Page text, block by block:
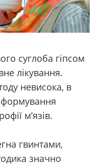
суглоба гіпсом
лікування.
невисока, в
формування
м’язів.
гвинтами,
значно